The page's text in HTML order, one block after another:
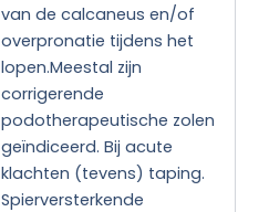
van de calcaneus en/of
overpronatie tijdens het
lopen.Meestal zijn
corrigerende
podotherapeutische zolen
geïndiceerd. Bij acute
klachten (tevens) taping.
Spierversterkende